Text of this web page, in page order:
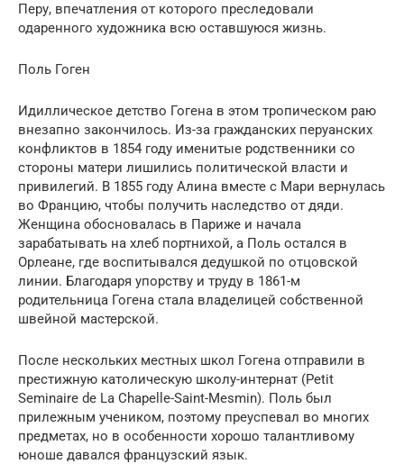
Перу, впечатления от которого преследовали
одаренного художника всю оставшуюся жизнь.
Поль Гоген
Идиллическое детство Гогена в этом тропическом раю
внезапно закончилось. Из-за гражданских перуанских
конфликтов в 1854 году именитые родственники со
стороны матери лишились политической власти и
привилегий. В 1855 году Алина вместе с Мари вернулась
во Францию, чтобы получить наследство от дяди.
Женщина обосновалась в Париже и начала
зарабатывать на хлеб портнихой, а Поль остался в
Орлеане, где воспитывался дедушкой по отцовской
линии. Благодаря упорству и труду в 1861-м
родительница Гогена стала владелицей собственной
швейной мастерской.
После нескольких местных школ Гогена отправили в
престижную католическую школу-интернат (Petit
Sеminaire de La Chapelle-Saint-Mesmin). Поль был
прилежным учеником, поэтому преуспевал во многих
предметах, но в особенности хорошо талантливому
юноше давался французский язык.